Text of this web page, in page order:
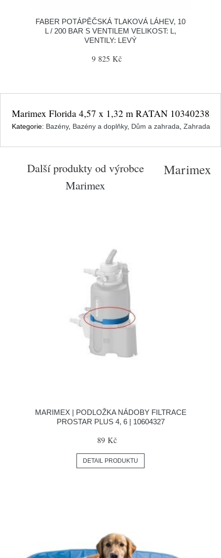
FABER POTÁPĚČSKÁ TLAKOVÁ LÁHEV, 10
L / 200 BAR S VENTILEM VELIKOST: L,
VENTILY: LEVÝ
9 825 Kč
Marimex Florida 4,57 x 1,32 m RATAN 10340238
Kategorie: Bazény, Bazény a doplňky, Dům a zahrada Zahrada
Další produkty od výrobce
Marimex
Marimex
MARIMEX | PODLOŽKA NÁDOBY FILTRACE
PROSTAR PLUS 4, 6 | 10604327
89 Kč
DETAIL PRODUKTU